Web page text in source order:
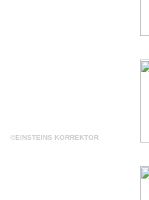
©EINSTEINS KORREKTOR